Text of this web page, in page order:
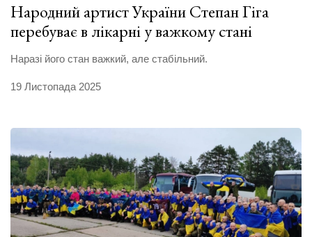
Народний артист України Степан Гіга
перебуває в лікарні у важкому стані
Наразі його стан важкий, але стабільний.
19 Листопада 2025